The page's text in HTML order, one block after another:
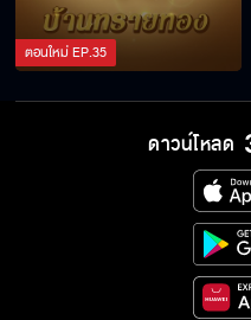
ตอนใหม่EP.35
ดาวน์โหลด